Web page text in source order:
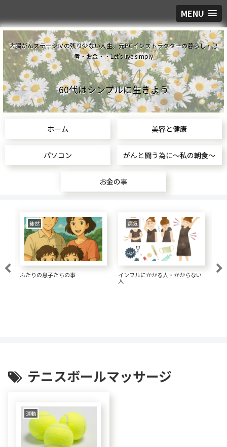
MENU
大腸がんステージⅣの残り少ない人生。元PCインストラクターの暮らし・思
考・お金・・Let's live simply
60代はシンプルに生きよう
ホーム 美容と健康
パソコン がんと闘う為に～私の朝食～
お金の事
徒然
ふたりの息子たちの事
病気
インフルにかかる人・かからない
人
大
テニスボールマッサージ
運動